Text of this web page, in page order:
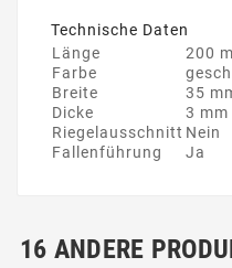
Technische Daten
Länge
200
Farbe
Breite
35
Dicke
3 mm
Riegelausschnitt Nein
Fallenführung
Ja
16 ANDERE